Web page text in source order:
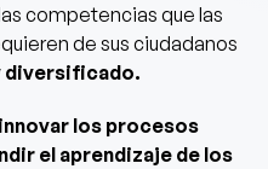
competencias que las
de sus ciudadanos
diversificado.
innovar los procesos
el aprendizaje de los